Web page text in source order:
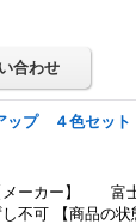
ップ ４色セット
ーカー】 富士
不可 【商品の